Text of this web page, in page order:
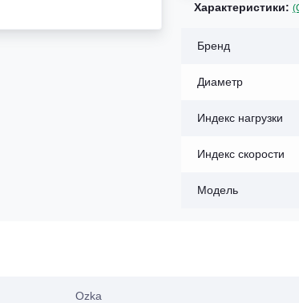
Характеристики:
Бренд
Диаметр
Индекс нагрузки
Индекс скорости
Модель
Ozka